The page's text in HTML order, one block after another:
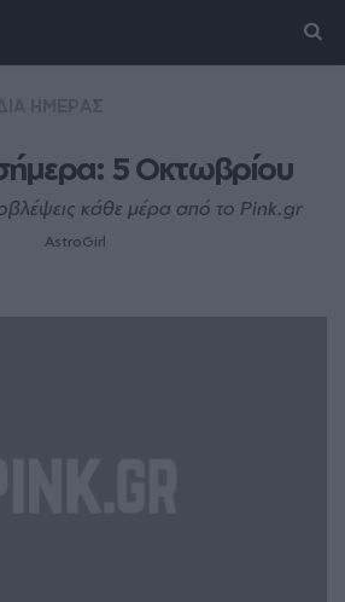
5 Οκτωβρίου
κάθε μέρα από το Pink.gr
AstroGirl